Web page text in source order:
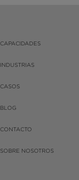
CAPACIDADES
INDUSTRIAS
CASOS
BLOG
CONTACTO
SOBRE NOSOTROS